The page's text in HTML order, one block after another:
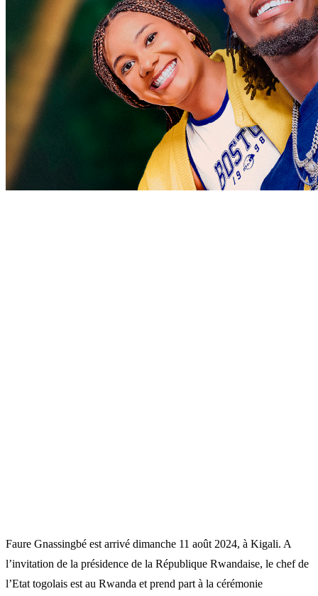
Faure Gnassingbé est arrivé dimanche 11 août 2024, à Kigali. A
l’invitation de la présidence de la République Rwandaise, le chef de
l’Etat togolais est au Rwanda et prend part à la cérémonie